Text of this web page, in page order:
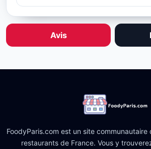
Avis
FoodyParis.com est un site
restaurants de France. Vous y